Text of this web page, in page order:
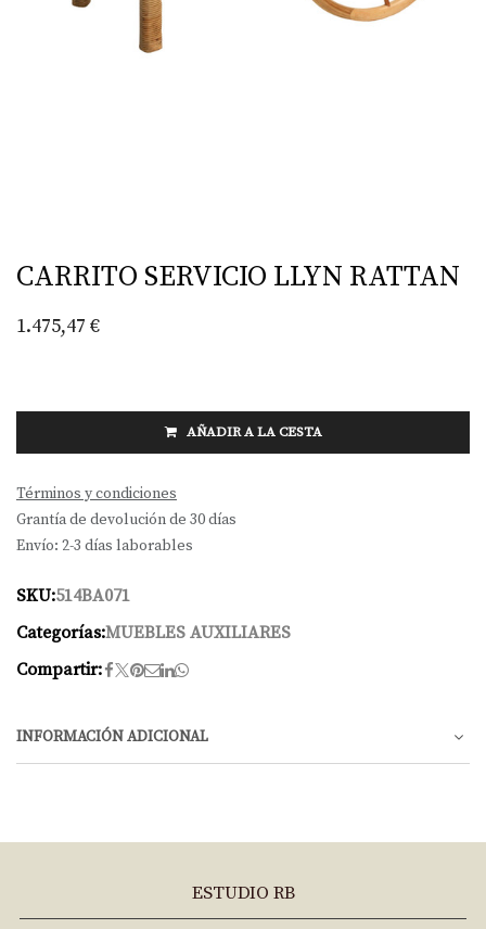
CARRITO SERVICIO LLYN RATTAN
1.475,47 €
AÑADIR A LA CESTA
Términos y condiciones
Grantía de devolución de 30 días
Envío: 2-3 días laborables
SKU:514BA071
Categorías:MUEBLES AUXILIARES
Compartir:
INFORMACIÓN ADICIONAL
ESTUDIO RB